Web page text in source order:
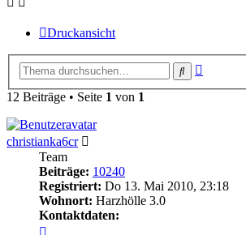
Druckansicht
Suche
12 Beiträge • Seite 1 von 1
christianka6cr
Team
Beiträge: 10240
Registriert: Do 13. Mai 2010, 23:18
Wohnort: Harzhölle 3.0
Kontaktdaten: